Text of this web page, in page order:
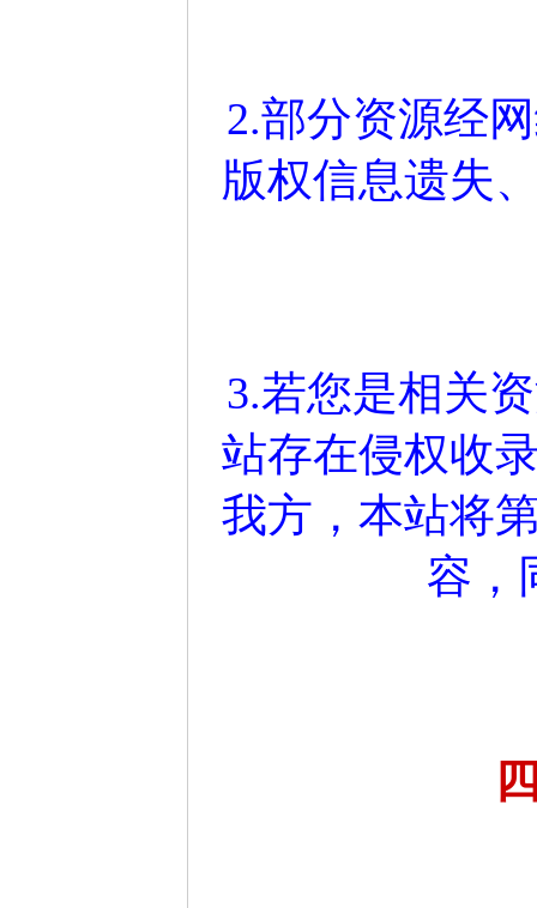
2.部分资源经
版权信息遗失
3.若您是相关
站存在侵权收
我方，本站将
容，